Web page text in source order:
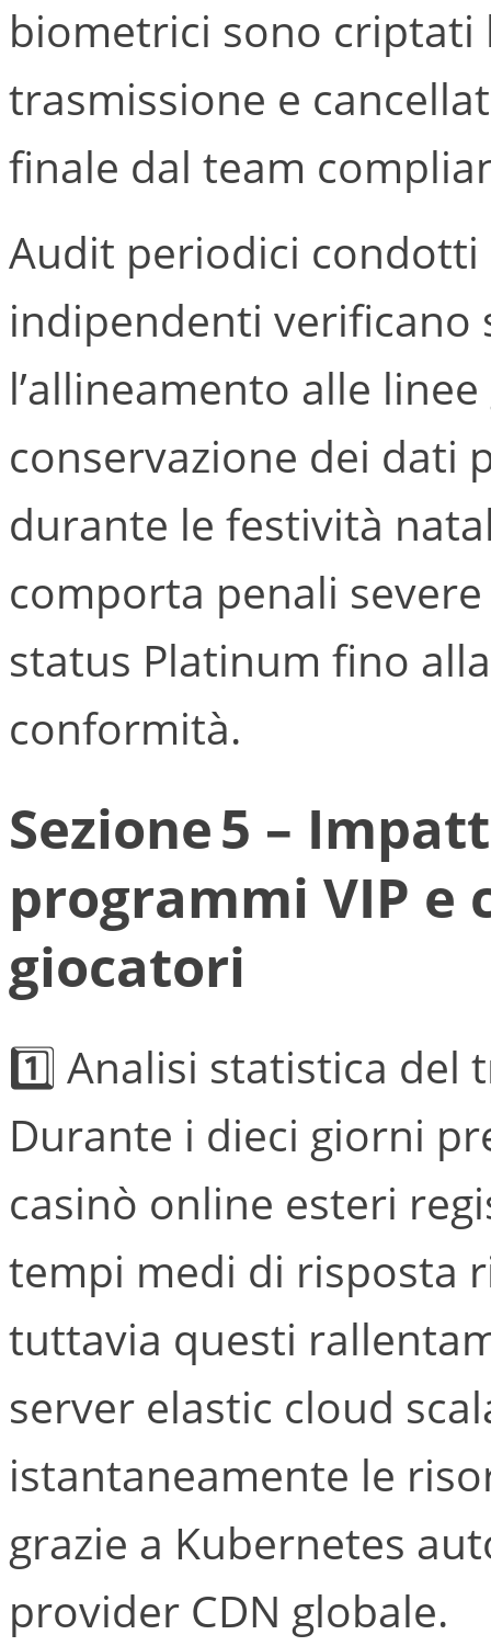
biometrici sono
trasmissione e
finale dal team
Audit periodici condotti
indipendenti verificano
l’allineamento alle
conservazione dei dati
durante le festività
comporta penali
status Platinum fino
conformità.
Sezione 5 –
programmi VIP e
giocatori
1️⃣ Analisi statistica del
Durante i dieci giorni
casinò online esteri
tempi medi di risposta
tuttavia questi
server elastic cloud
istantaneamente le
grazie a Kubernetes
provider CDN globale.